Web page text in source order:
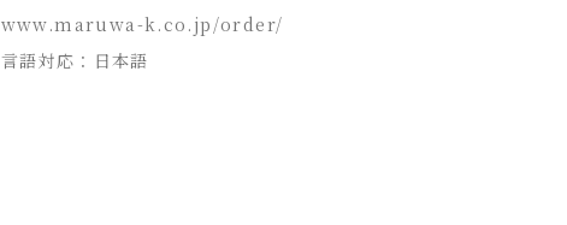
www.maruwa-k.co.jp/order/
言語対応：日本語